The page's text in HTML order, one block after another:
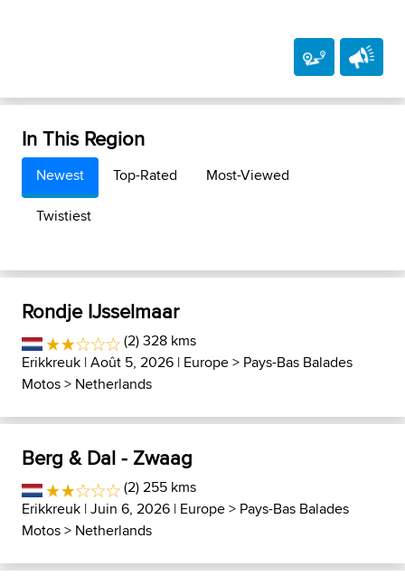
In This Region
Newest Top-Rated
Most-Viewed
Twistiest
Rondje IJsselmaar
(2) 328 kms
Erikkreuk | Août 5, 2026 | Europe> Pays-Bas Balades
Motos> Netherlands
Berg & Dal - Zwaag
(2) 255 kms
Erikkreuk | Juin 6, 2026 | Europe> Pays-Bas Balades
Motos> Netherlands